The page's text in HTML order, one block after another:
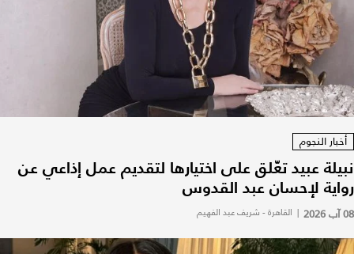
أخبار النجوم
نبيلة عبيد تعّلق على اختيارها لتقديم عمل إذاعي عن
رواية لإحسان عبد القدوس
08 آب 2026 | القاهرة - شريف عبد الفهيم